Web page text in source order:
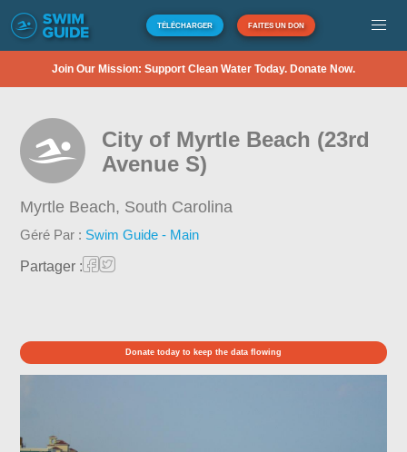
TÉLÉCHARGER FAITES UN DON
Join Our Mission: Support Clean Water Today. Donate Now.
City of Myrtle Beach (23rd
Avenue S)
Myrtle Beach, South Carolina
Géré Par : Swim Guide - Main
Partager :
Donate today to keep the data flowing